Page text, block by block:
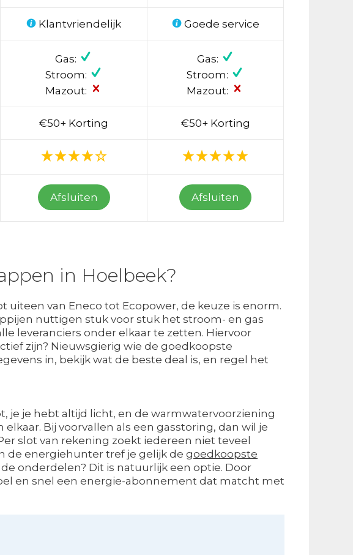
Klantvriendelijk Goede service
Gas:
Stroom:
Mazout:
Gas:
Stroom:
Mazout:
€50+ Korting €50+ Korting
Afsluiten Afsluiten
in Hoelbeek?
uiteen van Eneco tot Ecopower, de keuze is enorm.
nuttigen stuk voor stuk het stroom- en gas
leveranciers onder elkaar te zetten. Hiervoor
zijn? Nieuwsgierig wie de goedkoopste
in, bekijk wat de beste deal is, en regel het
je je hebt altijd licht, en de warmwatervoorziening
Bij voorvallen als een gasstoring, dan wil je
slot van rekening zoekt iedereen niet teveel
de energiehunter tref je gelijk de goedkoopste
onderdelen? Dit is natuurlijk een optie. Door
en snel een energie-abonnement dat matcht met